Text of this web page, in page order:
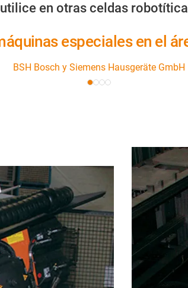
utilice en otras celdas
especiales en el
BSH Bosch y Siemens Hausgeräte GmbH